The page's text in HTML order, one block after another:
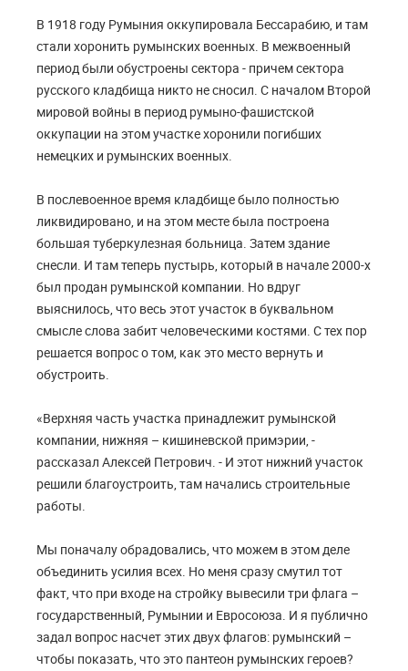
В 1918 году Румыния оккупировала Бессарабию, и там
стали хоронить румынских военных. В межвоенный
период были обустроены сектора - причем сектора
русского кладбища никто не сносил. С началом Второй
мировой войны в период румыно-фашистской
оккупации на этом участке хоронили погибших
немецких и румынских военных.
В послевоенное время кладбище было полностью
ликвидировано, и на этом месте была построена
большая туберкулезная больница. Затем здание
снесли. И там теперь пустырь, который в начале 2000-х
был продан румынской компании. Но вдруг
выяснилось, что весь этот участок в буквальном
смысле слова забит человеческими костями. С тех пор
решается вопрос о том, как это место вернуть и
обустроить.
«Верхняя часть участка принадлежит румынской
компании, нижняя – кишиневской примэрии, -
рассказал Алексей Петрович. - И этот нижний участок
решили благоустроить, там начались строительные
работы.
Мы поначалу обрадовались, что можем в этом деле
объединить усилия всех. Но меня сразу смутил тот
факт, что при входе на стройку вывесили три флага –
государственный, Румынии и Евросоюза. И я публично
задал вопрос насчет этих двух флагов: румынский –
чтобы показать, что это пантеон румынских героев?